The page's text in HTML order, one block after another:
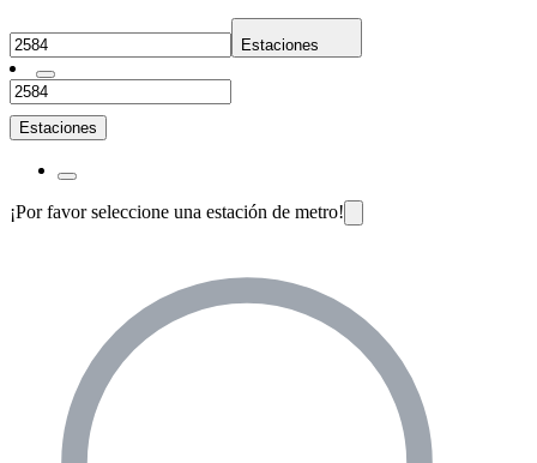
Estaciones
Estaciones
¡Por favor seleccione una estación de metro!